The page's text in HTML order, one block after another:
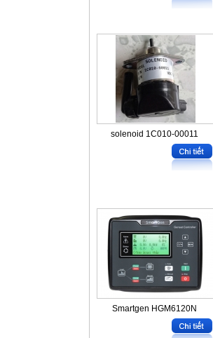
solenoid 1C010-00011
Smartgen HGM6120N